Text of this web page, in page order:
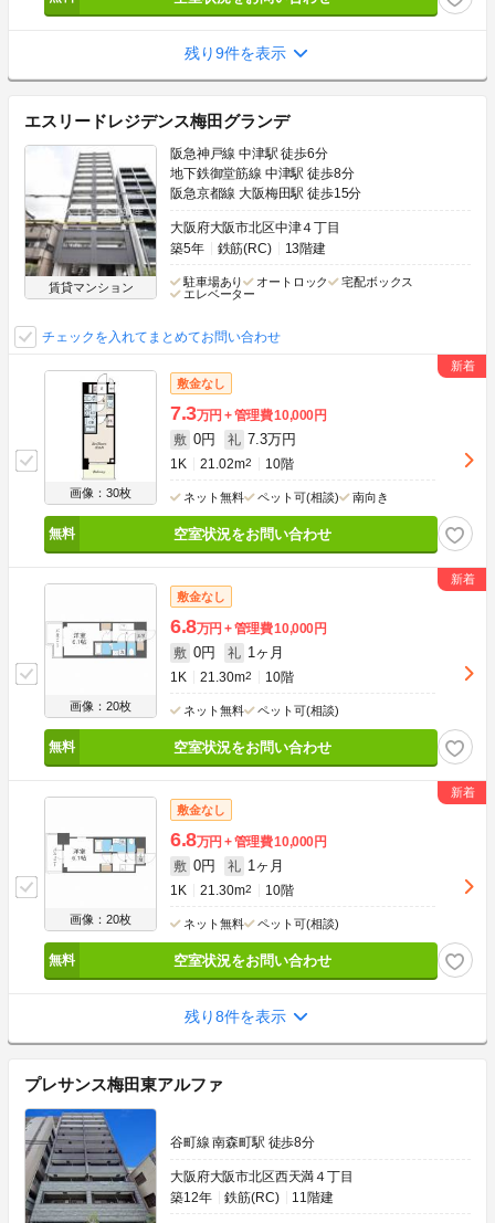
残り9件を表示
エスリードレジデンス梅田グランデ
賃貸マンション
阪急神戸線 中津駅 徒歩6分
地下鉄御堂筋線 中津駅 徒歩8分
阪急京都線 大阪梅田駅 徒歩15分
大阪府大阪市北区中津４丁目
築5年
鉄筋(RC) 13階建
駐車場あり オートロック
宅配ボックス
エレベーター
チェックを入れてまとめてお問い合わせ
画像：30枚
敷金なし
7.3万円 管理費10,000円
敷 0円 礼 7.3万円
1K 21.02m2 10階
ネット無料 ペット可(相談) 南向き
空室状況をお問い合わせ
画像：20枚
敷金なし
6.8万円 管理費10,000円
敷 0円 礼 1ヶ月
1K 21.30m2 10階
ネット無料 ペット可(相談)
空室状況をお問い合わせ
画像：20枚
敷金なし
6.8万円 管理費10,000円
敷 0円 礼 1ヶ月
1K 21.30m2 10階
ネット無料 ペット可(相談)
空室状況をお問い合わせ
残り8件を表示
プレサンス梅田東アルファ
谷町線 南森町駅 徒歩8分
大阪府大阪市北区西天満４丁目
築12年
鉄筋(RC) 11階建